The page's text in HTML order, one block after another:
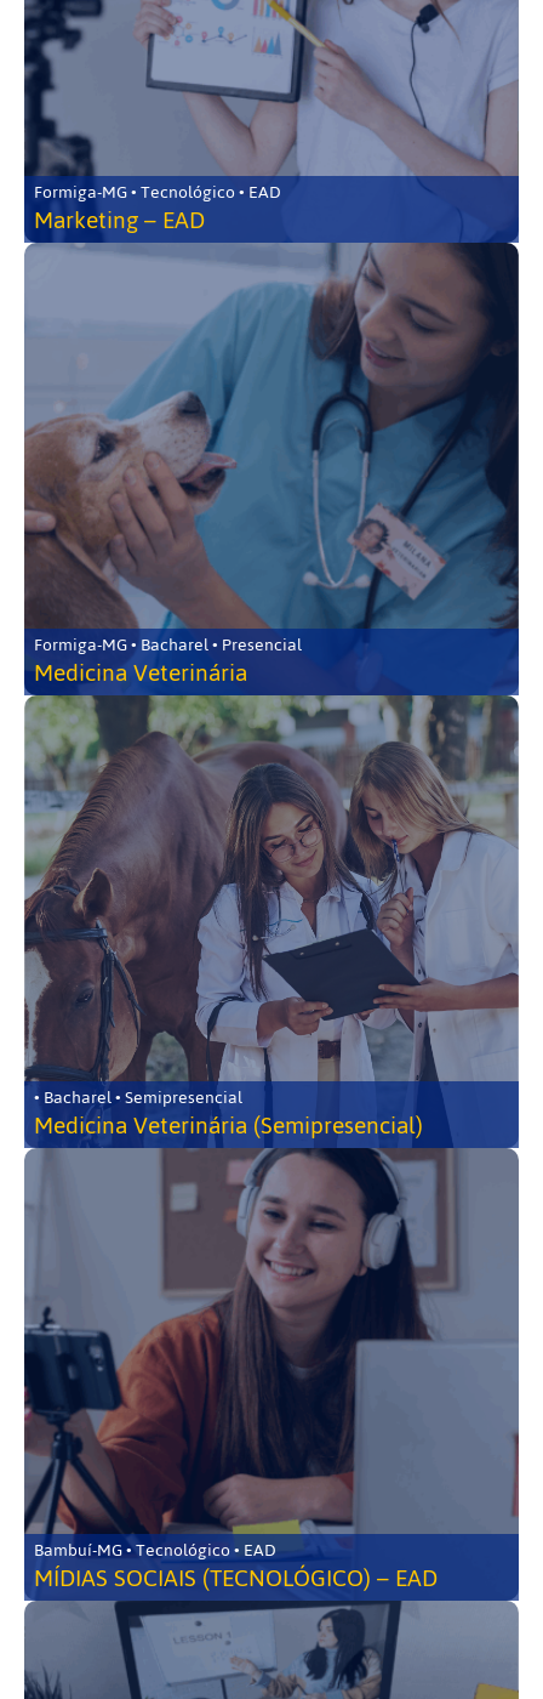
Formiga-MG • Tecnológico • EAD
Marketing – EAD
Formiga-MG • Bacharel • Presencial
Medicina Veterinária
• Bacharel • Semipresencial
Medicina Veterinária (Semipresencial)
Bambuí-MG • Tecnológico • EAD
MÍDIAS SOCIAIS (TECNOLÓGICO) – EAD